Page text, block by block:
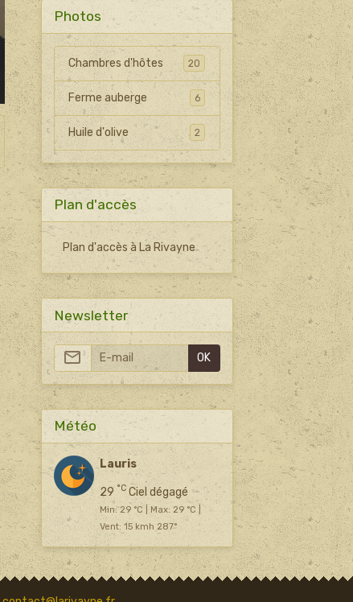
Photos
Chambres d'hôtes 20
Ferme auberge 6
Huile d'olive 2
Plan d'accès
Plan d'accès à La Rivayne
Newsletter
OK
Météo
Lauris
29 °CCiel dégagé
Min: 29 °C | Max: 29 °C |
Vent: 15 kmh 287°